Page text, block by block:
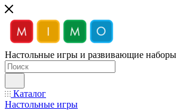
Настольные игры и развивающие наборы
Каталог
Настольные игры